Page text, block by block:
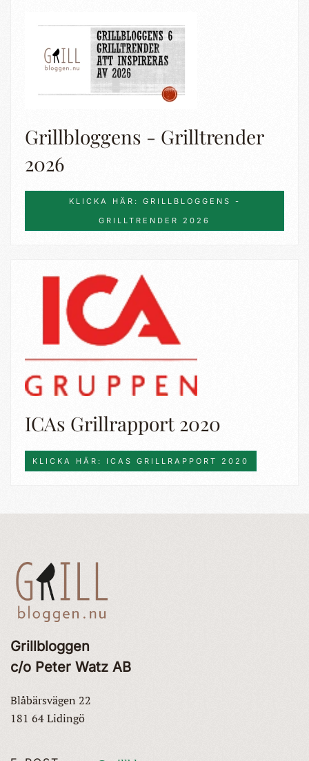
Grillbloggens - Grilltrender
2026
KLICKA HÄR: GRILLBLOGGENS -
GRILLTRENDER 2026
ICAs Grillrapport 2020
KLICKA HÄR: ICAS GRILLRAPPORT 2020
Grillbloggen
c/o Peter Watz AB
Blåbärsvägen 22
181 64 Lidingö